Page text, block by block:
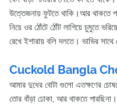
উত্তেজনায় ফুটতে থাকি।আর থাকতে
নিয়ে ওর ঠোঁটে ঠোঁট লাগিয়ে চুমুতে
রেখে ইশারায় বলি দলতে। ভাভির সাথে
Cuckold Bangla
আমার দুধের বোটা গুলো এতক্ষণের
তোর বাঁড়া ঢোকা, আর থাকতে